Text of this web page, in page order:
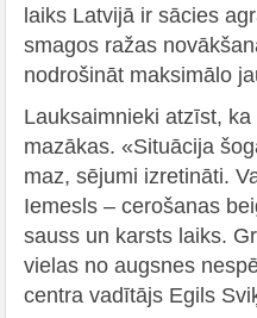
laiks Latvijā ir sācies
smagos ražas
nodrošināt maksimālo
Lauksaimnieki atzīst,
mazākas. «Situācija
maz, sējumi izretināti.
Iemesls – cerošanas
sauss un karsts laiks.
vielas no augsnes
centra vadītājs Egils